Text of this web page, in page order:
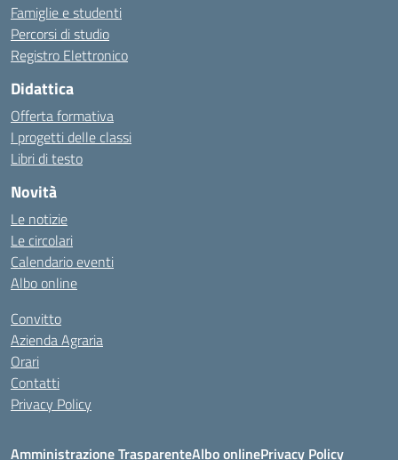
Famiglie e studenti
Percorsi di studio
Registro Elettronico
Didattica
Offerta formativa
I progetti delle classi
Libri di testo
Novità
Le notizie
Le circolari
Calendario eventi
Albo online
Convitto
Azienda Agraria
Orari
Contatti
Privacy Policy
Amministrazione TrasparenteAlbo onlinePrivacy Policy